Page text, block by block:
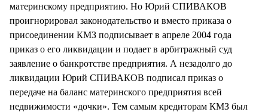
материнскому предприятию. Но Юрий СПИВАКОВ
проигнорировал законодательство и вместо приказа о
присоединении КМЗ подписывает в апреле 2004 года
приказ о его ликвидации и подает в арбитражный суд
заявление о банкротстве предприятия. А незадолго до
ликвидации Юрий СПИВАКОВ подписал приказ о
передаче на баланс материнского предприятия всей
недвижимости «дочки». Тем самым кредиторам КМЗ был